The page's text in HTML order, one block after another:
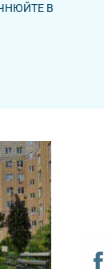
В